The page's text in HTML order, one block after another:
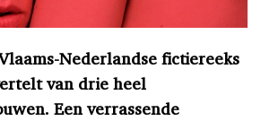
Nederlandse fictiereeks
van drie heel
Een verrassende